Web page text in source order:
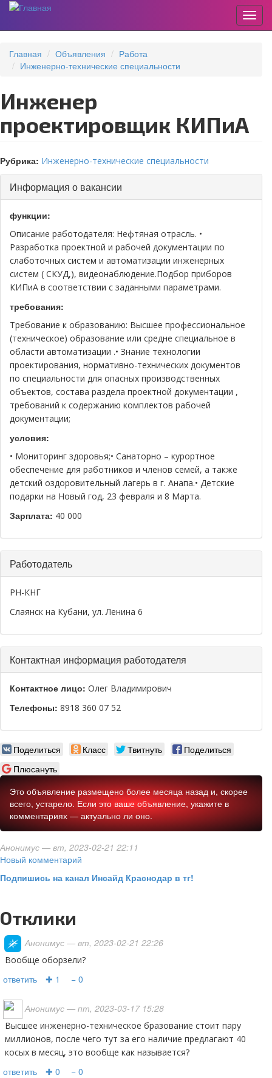
основному
содержанию
Главная Объявления
Работа
Инженерно-технические специальности
Инженер
проектировщик КИПиА
Рубрика: Инженерно-технические специальности
Скрыть
Информация о вакансии
функции:
Описание работодателя: Нефтяная отрасль. •
Разработка проектной и рабочей документации по
слаботочных систем и автоматизации инженерных
систем ( СКУД,), видеонаблюдение.Подбор приборов
КИПиА в соответствии с заданными параметрами.
требования:
Требование к образованию: Высшее профессиональное
(техническое) образование или средне специальное в
области автоматизации .• Знание технологии
проектирования, нормативно-технических документов
по специальности для опасных производственных
объектов, состава раздела проектной документации ,
требований к содержанию комплектов рабочей
документации;
условия:
• Мониторинг здоровья;• Санаторно – курортное
обеспечение для работников и членов семей, а также
детский оздоровительный лагерь в г. Анапа.• Детские
подарки на Новый год, 23 февраля и 8 Марта.
Зарплата: 40 000
Скрыть
Работодатель
РН-КНГ
Слаянск на Кубани, ул. Ленина 6
Скрыть
Контактная информация работодателя
Контактное лицо: Олег Владимирович
Телефоны: 8918 360 07 52
Поделиться Класс Твитнуть
Поделиться
Плюсануть
Это объявление размещено более месяца назад и, скорее
всего, устарело. Если это ваше объявление, укажите в
комментариях — актуально ли оно.
Анонимус — вт, 2023-02-21 22:11
Новый комментарий
Подпишись на канал Инсайд Краснодар в тг!
Отклики
Анонимус — вт, 2023-02-21 22:26
Вообще оборзели?
ответить ✚ 1 − 0
Анонимус — пт, 2023-03-17 15:28
Высшее инженерно-техническое бразование стоит пару
миллионов, после чего тут за его наличие предлагают 40
косых в месяц, это вообще как называется?
ответить ✚ 0 − 0